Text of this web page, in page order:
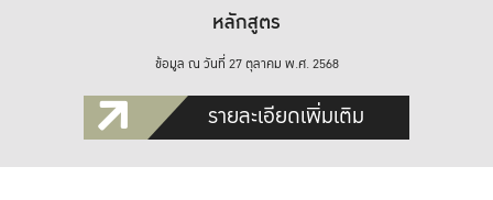
หลักสูตร
ข้อมูล ณ วันที่ 27 ตุลาคม พ.ศ. 2568
รายละเอียดเพิ่มเติม